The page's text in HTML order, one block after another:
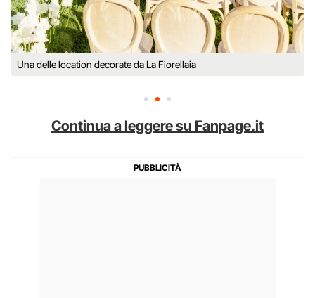
Una delle location decorate da La Fiorellaia
Continua a leggere su Fanpage.it